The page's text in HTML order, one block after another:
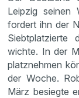
Leipzig seinen
fordert ihn der
Siebt­plat­zierte
wichte. In der
platz­nehmen
der Woche.
März besiegte